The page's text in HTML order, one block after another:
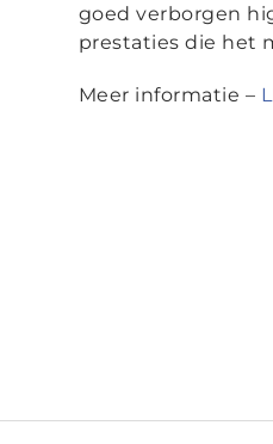
goed verborgen
prestaties die het
Meer informatie –